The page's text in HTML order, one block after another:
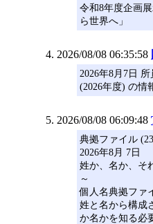
令和8年度企画
ら世界へ」
2026/08/08 06:35:58
2026年8月7日
(2026年度) の情
2026/08/08 06:09:48
典拠ファイル
2026年8月 7日
姓か、名か、そ
～
個人名典拠ファ
姓と名から構成
か名かを知る必